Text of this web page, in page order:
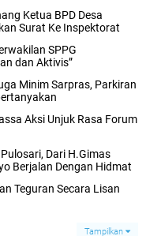
Ketua BPD Desa
Surat Ke Inspektorat
SPPG
dan Aktivis”
Minim Sarpras, Parkiran
Aksi Unjuk Rasa Forum
Dari H.Gimas
Berjalan Dengan Hidmat
Teguran Secara Lisan
Tampilkan